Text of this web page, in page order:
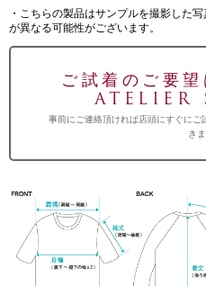
・こちらの製品はサンプルを撮影した
が異なる可能性がございます。
ご試着のご要
ATELIER
事前にご連絡頂ければ店頭にすぐに
き